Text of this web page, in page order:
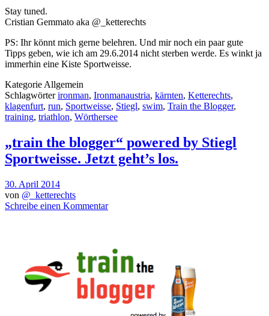
Stay tuned.
Cristian Gemmato aka @_ketterechts
PS: Ihr könnt mich gerne belehren. Und mir noch ein paar gute
Tipps geben, wie ich am 29.6.2014 nicht sterben werde. Es winkt ja
immerhin eine Kiste Sportweisse.
KategorieAllgemein
Schlagwörterironman, Ironmanaustria, kärnten, Ketterechts,
klagenfurt, run, Sportweisse, Stiegl, swim, Train the Blogger,
training, triathlon, Wörthersee
„train the blogger“ powered by Stiegl
Sportweisse. Jetzt geht’s los.
30. April 2014
von @_ketterechts
Schreibe einen Kommentar